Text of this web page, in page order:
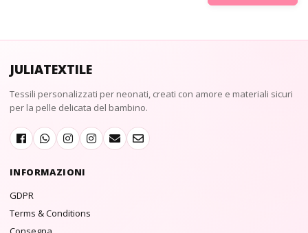
JULIATEXTILE
Tessili personalizzati per neonati, creati con amore e materiali sicuri
per la pelle delicata del bambino.
INFORMAZIONI
GDPR
Terms & Conditions